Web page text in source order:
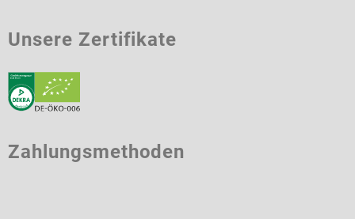
Unsere Zertifikate
Zahlungsmethoden